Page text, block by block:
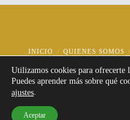
INICIO QUIENES SOMOS
© Copyright
Utilizamos cookies para ofrecerte
Puedes aprender más sobre qué
ajustes.
Aceptar